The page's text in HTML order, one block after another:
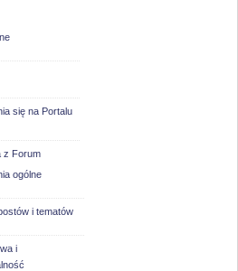
się na Portalu
z Forum
ogólne
i tematów
i